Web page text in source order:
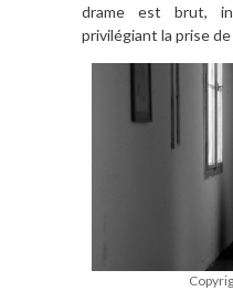
drame est brut,
privilégiant la prise